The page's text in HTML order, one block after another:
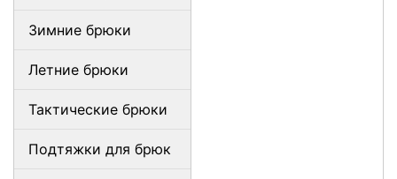
Зимние брюки
Летние брюки
Тактические брюки
Подтяжки для брюк